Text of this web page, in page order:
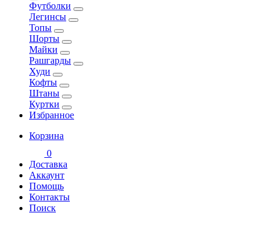
Футболки
Легинсы
Топы
Шорты
Майки
Рашгарды
Худи
Кофты
Штаны
Куртки
Избранное
Корзина
0
Доставка
Аккаунт
Помощь
Контакты
Поиск